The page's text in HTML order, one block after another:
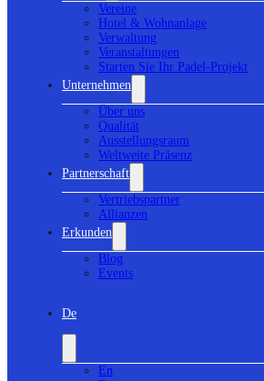
Vereine
Hotel & Wohnanlage
Verwaltung
Veranstaltungen
Starten Sie Ihr Padel-Projekt
Unternehmen
Über uns
Qualität
Ausstellungsraum
Weltweite Präsenz
Partnerschaft
Vertriebspartner
Allianzen
Erkunden
Blog
Events
De
En